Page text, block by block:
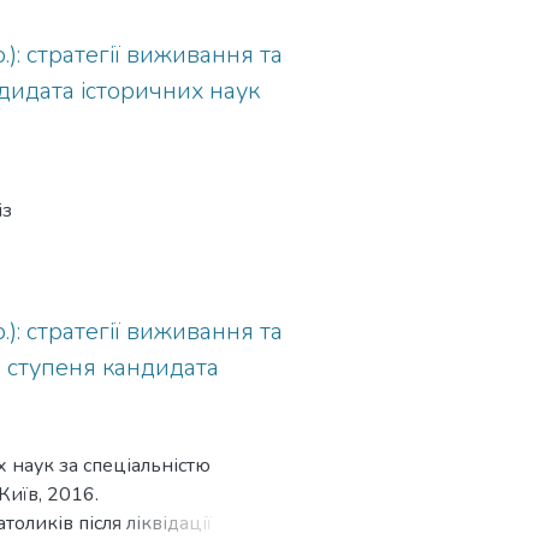
стратегії виживання та
історичних наук
стратегії виживання та
ступеня кандидата
за спеціальністю
2016.
після ліквідації